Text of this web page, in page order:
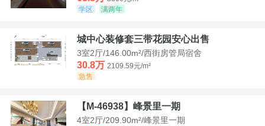
学区
满两年
城中心装修套三带花园安心出售
3室2厅/146.00m²/西街房管局宿舍
30.8万 2109.59元/m²
急售
【M-46938】峰景里一期
4室2厅/209.90m²/峰景里一期